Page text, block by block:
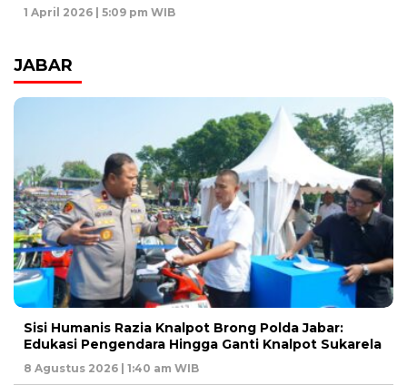
1 April 2026 | 5:09 pm WIB
JABAR
Sisi Humanis Razia Knalpot Brong Polda Jabar:
Edukasi Pengendara Hingga Ganti Knalpot Sukarela
8 Agustus 2026 | 1:40 am WIB